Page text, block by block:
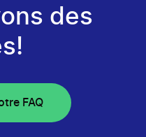
des
FAQ